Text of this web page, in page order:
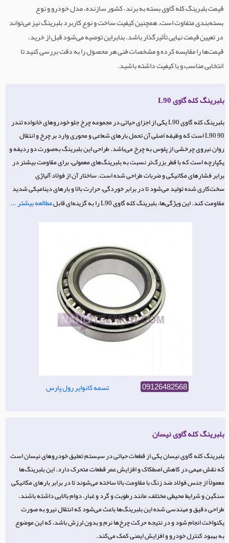
قیمت بلبرینگ کله گاوی بسته به برند، کشور سازنده، مدل خودرو و نوع
بسته‌بندی متفاوت است. همچنین کیفیت ساخت و نوع کاربرد بلبرینگ نیز می‌تواند
در تعیین قیمت نهایی تأثیرگذار باشد. بنابراین توصیه می‌شود قبل از خرید،
قیمت‌ها را مقایسه کرده و مشخصات فنی هر محصول را به دقت بررسی کنید تا
انتخابی مناسب و با کیفیت داشته باشید.
بلبرینگ کله گاوی L90
بلبرینگ کله گاوی L90 یکی از اجزای حیاتی در مجموعه چرخ جلو خودروهای خانواده تندر
90 L90 است که وظیفه اصلی آن تحمل بارهای شعاعی و محوری وارد بر چرخ و انتقال
روان نیروی چرخشی از پلوس به چرخ می‌باشد. طراحی این بلبرینگ به‌صورت دو ردیفه و
یکپارچه است که با قطر بزرگ‌تر نسبت به بلبرینگ‌های معمولی، برای مقاومت بیشتر در
برابر فشارهای مکانیکی و ضربات طراحی شده است. ساختار آن از فولاد آلیاژی
سخت‌کاری شده تولید می‌شود تا در برابر خوردگی، حرارت بالا و بارهای دینامیکی شدید
مقاومت کند. این ویژگی‌ها، بلبرینگ کله گاوی L90 را به گزینه‌ای قابل
مطالعه بیشتر ...
تسمه کانوایر رول پارس 09126482568
بلبرینگ کله گاوی نیسان
بلبرینگ کله گاوی نیسان یکی از قطعات حیاتی در سیستم تعلیق خودروهای نیسان است
که نقش مهمی در کاهش اصطکاک و افزایش عمر قطعات متحرک دارد. این بلبرینگ‌ها
معمولاً از جنس فولاد ضد زنگ با مقاومت بالا ساخته می‌شوند تا در برابر بارهای مکانیکی
سنگین و شرایط محیطی مختلف، مانند رطوبت و گرد و غبار، دوام بالایی داشته باشند.
طراحی دقیق و مهندسی شده این بلبرینگ‌ها باعث می‌شود که انتقال نیرو به صورت
یکنواخت انجام شود و در نتیجه حرکت چرخ‌ها نرم و بدون لرزش باشد، که این موضوع
به بهبود کنترل خودرو و افزایش ایمنی کمک می‌کند.